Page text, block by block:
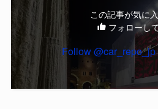
この記事が気に
フォローし
Follow @car_repo_jp